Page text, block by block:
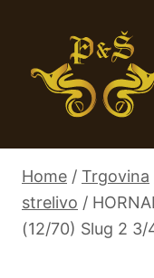
Home / Trgovina
strelivo /
(12/70) Slug 2